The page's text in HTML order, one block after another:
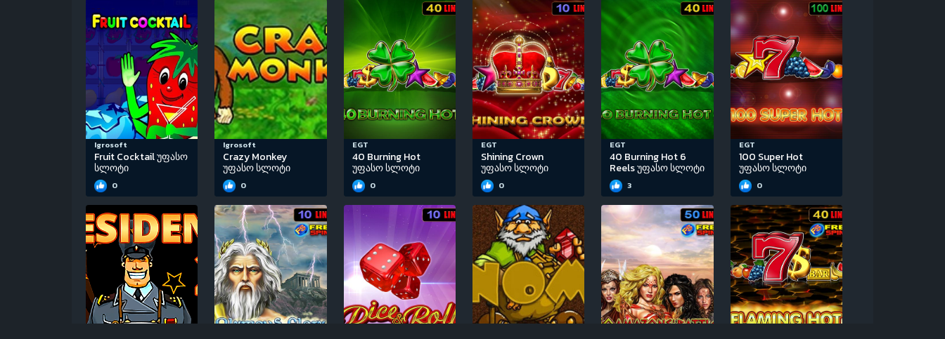
Igrosoft
Fruit Cocktail უფასო
სლოტი
0
Igrosoft
Crazy Monkey
უფასო სლოტი
0
EGT
40 Burning Hot
უფასო სლოტი
0
EGT
Shining Crown
უფასო სლოტი
0
EGT
40 Burning Hot 6
Reels უფასო სლოტი
3
EGT
100 Super Hot
უფასო სლოტი
0